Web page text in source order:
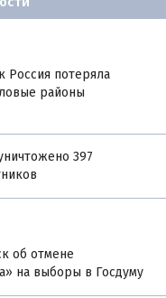
Россия потеряла
районы
397
об отмене
на выборы в Госдуму